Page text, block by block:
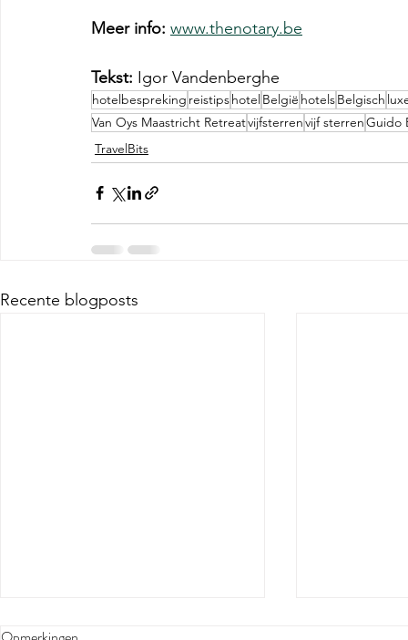
Meer info: www.thenotary.be
Tekst: Igor Vandenberghe
hotelbespreking reistipshotelBelgië hotelsBelgisch
Van Oys Maastricht Retreatvijfsterrenvijf sterrenGuido
TravelBits
Recente blogposts